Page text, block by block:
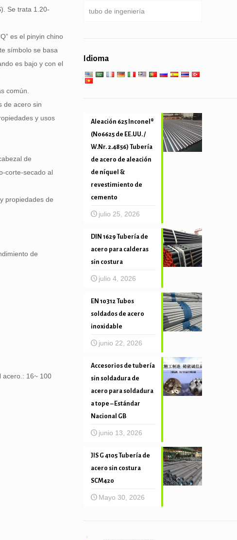
Se trata 1.20-
es el pinyin chino
símbolo se basa
es bajo y con el
común.
de acero sin
y usos
de
corte-secado al
propiedades de
de
acero.: 16~ 100
perforación
Caldera, intercambiador de
Servicio de baja temperatura
alta
tubo de ingeniería
tubo mecánica y precisión
Idioma
Aleación 625 Inconel®
(N06625 de EE.UU. /
W.Nr. 2.4856) Tubería
de acero de aleación
de níquel &
revestimiento de
cemento
julio 25, 2026
DIN 1629 Tubería de
acero para calderas
sin costura
julio 4, 2026
EN 10312 Tubos
soldados de acero
inoxidable
junio 22, 2026
Accesorios de tubería
sin soldadura de
acero para soldadura
a tope – Estándar
Nacional GB
junio 13, 2026
JIS G 4105 Tubería de
acero sin costura
SCM420
Mayo 30, 2026